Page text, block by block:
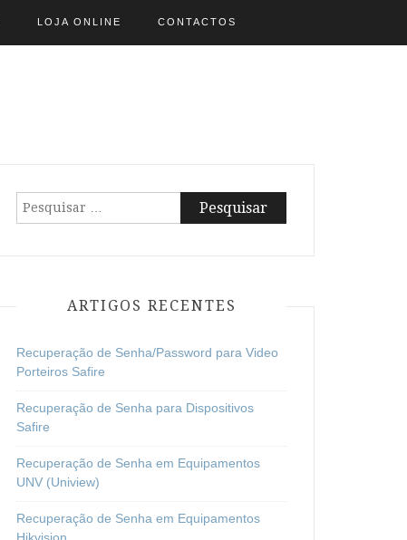
LOJA ONLINE CONTACTOS
Pesquisar
por:
ARTIGOS RECENTES
Recuperação de Senha/Password para Video
Porteiros Safire
Recuperação de Senha para Dispositivos
Safire
Recuperação de Senha em Equipamentos
UNV (Uniview)
Recuperação de Senha em Equipamentos